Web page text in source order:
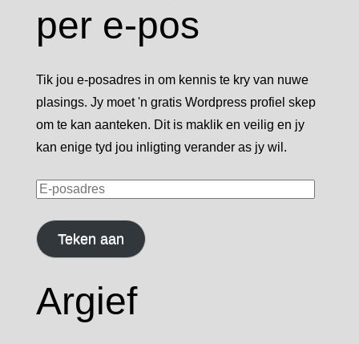
per e-pos
Tik jou e-posadres in om kennis te kry van nuwe
plasings. Jy moet 'n gratis Wordpress profiel skep
om te kan aanteken. Dit is maklik en veilig en jy
kan enige tyd jou inligting verander as jy wil.
E-
Teken aan
Argief